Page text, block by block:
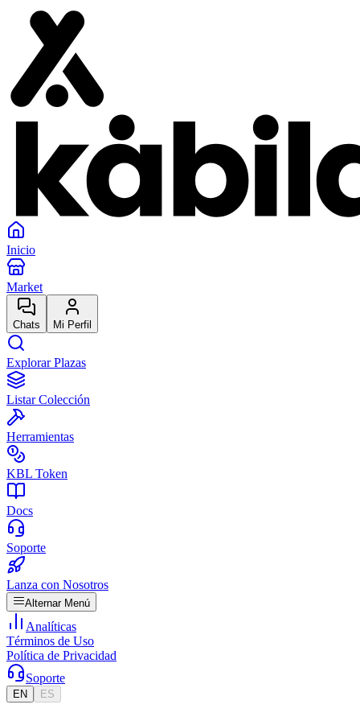
Inicio
Market
Chats Mi Perfil
Explorar Plazas
Listar Colección
Herramientas
KBL Token
Docs
Soporte
Lanza con Nosotros
Alternar Menú
Analíticas
Términos de Uso
Política de Privacidad
Soporte
EN ES